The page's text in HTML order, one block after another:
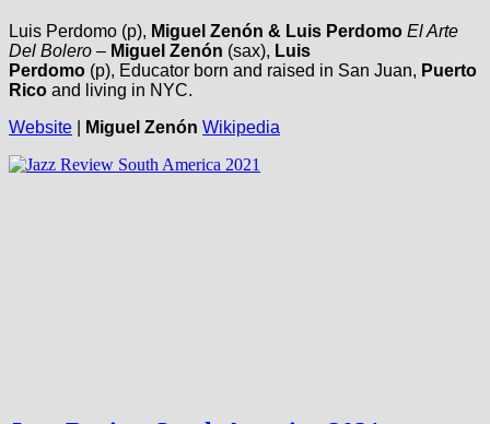
Luis Perdomo (p), Miguel Zenón & Luis Perdomo El Arte
Del Bolero – Miguel Zenón (sax), Luis
Perdomo (p), Educator born and raised in San Juan, Puerto
Rico and living in NYC.
Website
Miguel Zenón Wikipedia